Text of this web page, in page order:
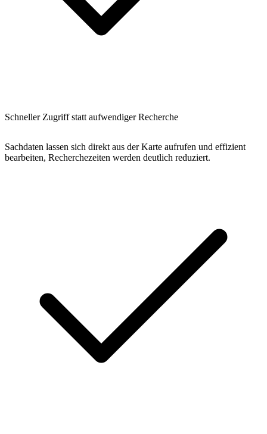
Schneller Zugriff statt aufwendiger Recherche
Sachdaten lassen sich direkt aus der Karte aufrufen und effizient
bearbeiten, Recherchezeiten werden deutlich reduziert.